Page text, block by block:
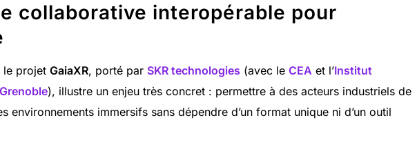
collaborative interopérable pour
le projet GaiaXR, porté par SKR technologies (avec le CEA et l’Institut
), illustre un enjeu très concret : permettre à des acteurs industriels de
environnements immersifs sans dépendre d’un format unique ni d’un outil